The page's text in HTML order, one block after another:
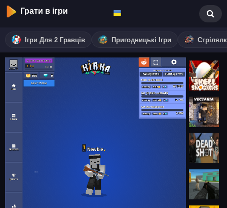
Грати в ігри
Ігри Для 2 Гравців Пригодницькі Ігри